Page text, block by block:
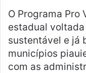
O Programa Pro
estadual
sustentável e já
municípios
com as